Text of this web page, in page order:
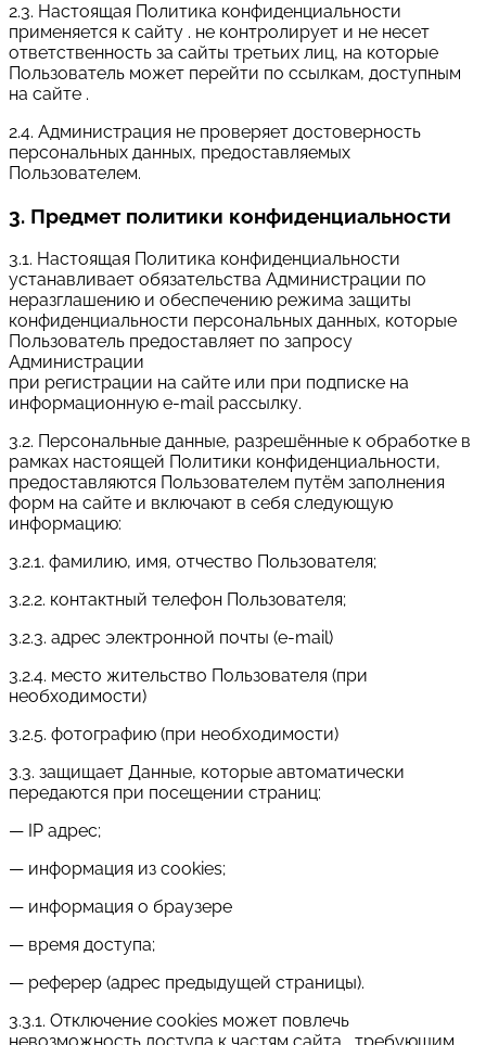
2.3. Настоящая Политика конфиденциальности
применяется к сайту . не контролирует и не несет
ответственность за сайты третьих лиц, на которые
Пользователь может перейти по ссылкам, доступным
на сайте .
2.4. Администрация не проверяет достоверность
персональных данных, предоставляемых
Пользователем.
3. Предмет политики конфиденциальности
3.1. Настоящая Политика конфиденциальности
устанавливает обязательства Администрации по
неразглашению и обеспечению режима защиты
конфиденциальности персональных данных, которые
Пользователь предоставляет по запросу
Администрации
при регистрации на сайте или при подписке на
информационную e-mail рассылку.
3.2. Персональные данные, разрешённые к обработке в
рамках настоящей Политики конфиденциальности,
предоставляются Пользователем путём заполнения
форм на сайте и включают в себя следующую
информацию:
3.2.1. фамилию, имя, отчество Пользователя;
3.2.2. контактный телефон Пользователя;
3.2.3. адрес электронной почты (e-mail)
3.2.4. место жительство Пользователя (при
необходимости)
3.2.5. фотографию (при необходимости)
3.3. защищает Данные, которые автоматически
передаются при посещении страниц:
— IP адрес;
— информация из cookies;
— информация о браузере
— время доступа;
— реферер (адрес предыдущей страницы).
3.3.1. Отключение cookies может повлечь